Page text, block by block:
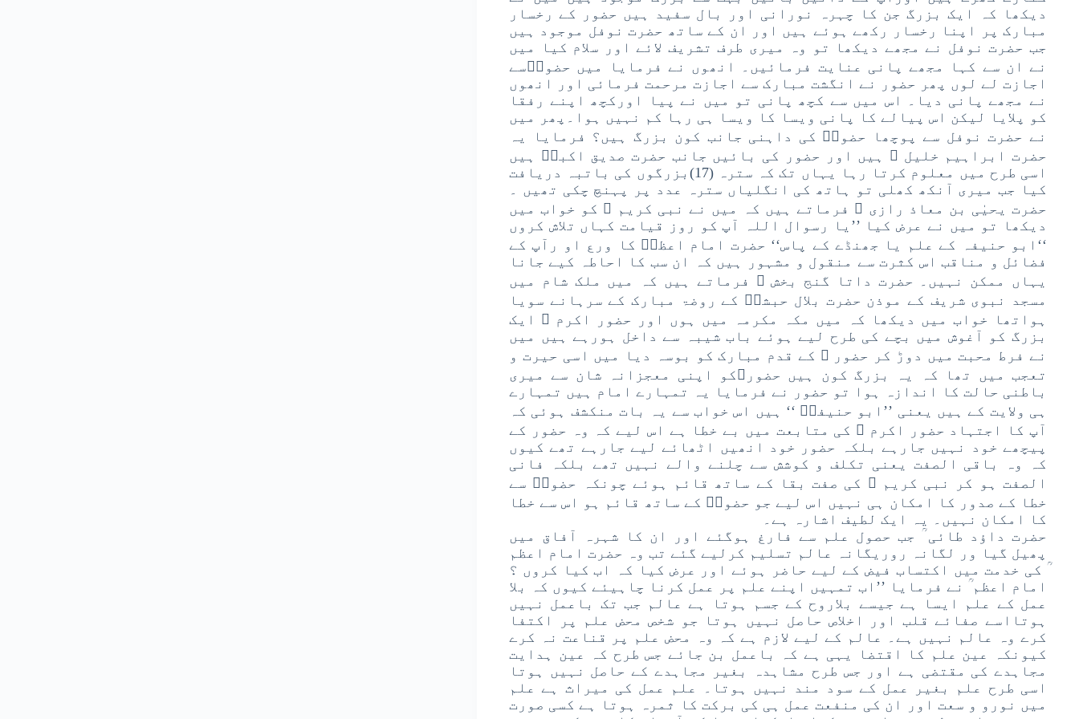
دیکھا کہ ایک بزرگ جن کا چہرہ نورانی اور بال سفید ہیں حضور کے رخسار
مبارک پر اپنا رخسار رکھے ہوئے ہیں اور ان کے ساتھ حضرت نوفل موجود ہیں
جب حضرت نوفل نے مجھے دیکھا تو وہ میری طرف تشریف لائے اور سلام کیا میں
نے ان سے کہا مجھے پانی عنایت فرمائیں۔ انھوں نے فرمایا میں حضورؐسے
اجازت لے لوں پھر حضور نے انگشت مبارک سے اجازت مرحمت فرمائی اور انھوں
نے مجھے پانی دیا۔ اس میں سے کچھ پانی تو میں نے پیا اورکچھ اپنے رفقا
کو پلایا لیکن اس پیالے کا پانی ویسا کا ویسا ہی رہا کم نہیں ہوا۔پھر میں
نے حضرت نوفل سے پوچھا حضورؐ کی داہنی جانب کون بزرگ ہیں؟ فرمایا یہ
حضرت ابراہیم خلیل ؑ ہیں اور حضور کی بائیں جانب حضرت صدیق اکبرؓ ہیں
اسی طرح میں معلوم کرتا رہا یہاں تک کہ سترہ (17)بزرگوں کی باتبہ دریافت
کیا جب میری آنکھ کھلی تو ہاتھ کی انگلیاں سترہ عدد پر پہنچ چکی تھیں ۔
حضرت یحیٰی بن معاذ رازی ؒ فرماتے ہیں کہ میں نے نبی کریم ﷺ کو خواب میں
دیکھا تو میں نے عرض کیا ’’یا رسوال اللہ آپ کو روز قیامت کہاں تلاش کروں
‘‘ابو حنیفہ کے علم یا جھنڈے کے پاس‘‘ حضرت امام اعظمؓ کا ورع او رآپ کے
فضائل و مناقب اس کثرت سے منقول و مشہور ہیں کہ ان سب کا احاطہ کیے جانا
یہاں ممکن نہیں۔ حضرت داتا گنج بخش ؒ فرماتے ہیں کہ میں ملک شام میں
مسجد نبوی شریف کے موذن حضرت بلال حبشیؓ کے روضۃ مبارک کے سرہانے سویا
ہواتھا خواب میں دیکھا کہ میں مکہ مکرمہ میں ہوں اور حضور اکرم ﷺ ایک
بزرگ کو آغوش میں بچے کی طرح لیے ہوئے باب شیبہ سے داخل ہورہے ہیں میں
نے فرط محبت میں دوڑ کر حضور ﷺ کے قدم مبارک کو بوسہ دیا میں اسی حیرت و
تعجب میں تھا کہ یہ بزرگ کون ہیں حضورﷺکو اپنی معجزانہ شان سے میری
باطنی حالت کا اندازہ ہوا تو حضور نے فرمایا یہ تمہارے امام ہیں تمہارے
ہی ولایت کے ہیں یعنی ’’ابو حنیفہؓ ‘‘ ہیں اس خواب سے یہ بات منکشف ہوئی کہ
آپ کا اجتہاد حضور اکرم ؐ کی متابعت میں بے خطا ہے اس لیے کہ وہ حضور کے
پیچھے خود نہیں جارہے بلکہ حضور خود انھیں اٹھائے لیے جارہے تھے کیوں
کہ وہ باقی الصفت یعنی تکلف و کوشش سے چلنے والے نہیں تھے بلکہ فانی
الصفت ہو کر نبی کریم ﷺ کی صفت بقا کے ساتھ قائم ہوئے چونکہ حضورؐ سے
خطا کے صدور کا امکان ہی نہیں اس لیے جو حضورؐ کے ساتھ قائم ہو اس سے خطا
کا امکان نہیں۔ یہ ایک لطیف اشارہ ہے۔
حضرت داؤد طائی ؒ جب حصول علم سے فارغ ہوگئے اور ان کا شہرہ آفاق میں
پھیل گیا ور لگانہ روریگانہ عالم تسلیم کرلیے گئے تب وہ حضرت امام اعظم
ؒ کی خدمت میں اکتساب فیض کے لیے حاضر ہوئے اور عرض کیا کہ اب کیا کروں ؟
امام اعظم ؒ نے فرمایا ’’اب تمہیں اپنے علم پر عمل کرنا چاہیئے کیوں کہ بلا
عمل کے علم ایسا ہے جیسے بلاروح کے جسم ہوتا ہے عالم جب تک باعمل نہیں
ہوتااسے صفائے قلب اور اخلاص حاصل نہیں ہوتا جو شخص محض علم پر اکتفا
کرے وہ عالم نہیں ہے۔ عالم کے لیے لازم ہے کہ وہ محض علم پر قناعت نہ کرے
کیونکہ عین علم کا اقتضا یہی ہے کہ باعمل بن جائے جس طرح کہ عین ہدایت
مجاہدے کی مقتضی ہے اور جس طرح مشاہدہ بغیر مجاہدے کے حاصل نہیں ہوتا
اسی طرح علم بغیر عمل کے سود مند نہیں ہوتا۔ علم عمل کی میراث ہے علم
میں نورو و سعت اور ان کی منفعت عمل ہی کی برکت کا ثمرہ ہوتا ہے کسی صورت